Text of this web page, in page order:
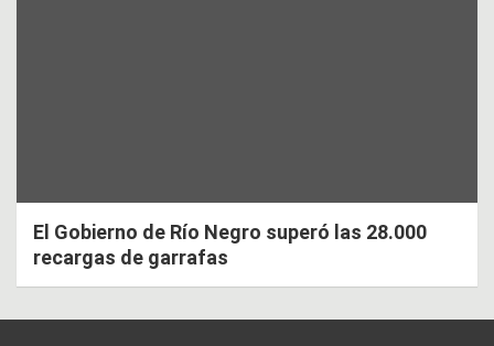
El Gobierno de Río Negro superó las 28.000
recargas de garrafas